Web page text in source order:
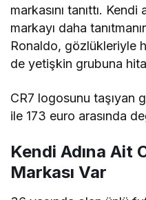
markasını tanıttı. Kendi
markayı daha
Ronaldo, gözlükleriyle
de yetişkin grubuna
CR7 logosunu taşıyan
ile 173 euro arasında
Kendi Adına Ait
Markası Var